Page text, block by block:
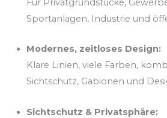
Für Privatgrundstücke,
Sportanlagen, Industrie und
Modernes, zeitloses Design:
Klare Linien, viele Farben,
Sichtschutz, Gabionen und
Sichtschutz & Privatsphäre: